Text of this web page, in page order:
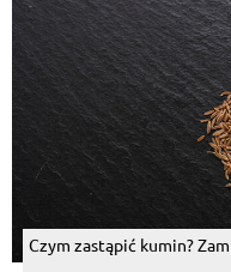
Czym zastąpić kumin?